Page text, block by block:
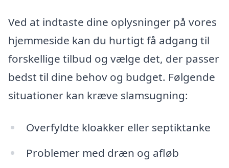
Ved at indtaste dine oplysninger på vores
hjemmeside kan du hurtigt få adgang til
forskellige tilbud og vælge det, der passer
bedst til dine behov og budget. Følgende
situationer kan kræve slamsugning:
Overfyldte kloakker eller septiktanke
Problemer med dræn og afløb